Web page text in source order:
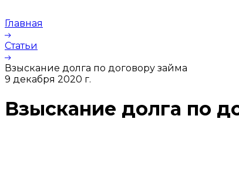
Главная
Статьи
Взыскание долга по договору займа
9 декабря 2020 г.
Взыскание долга по